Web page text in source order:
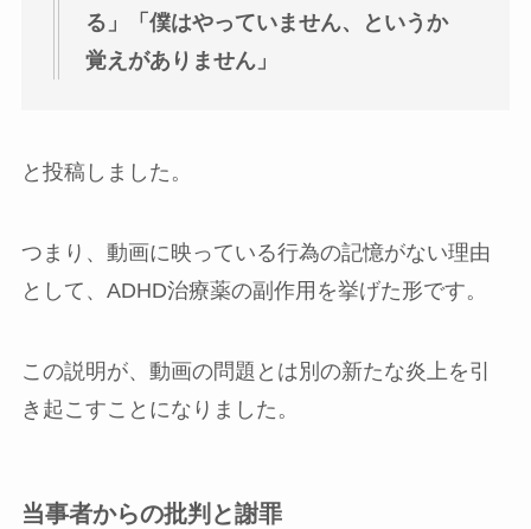
る」「僕はやっていません、というか
覚えがありません」
と投稿しました。
つまり、動画に映っている行為の記憶がない理由
として、ADHD治療薬の副作用を挙げた形です。
この説明が、動画の問題とは別の新たな炎上を引
き起こすことになりました。
当事者からの批判と謝罪